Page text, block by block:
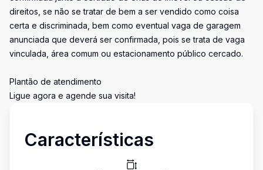
direitos, se não se tratar de bem a ser vendido como coisa
certa e discriminada, bem como eventual vaga de garagem
anunciada que deverá ser confirmada, pois se trata de vaga
vinculada, área comum ou estacionamento público cercado.
Plantão de atendimento
Ligue agora e agende sua visita!
Características